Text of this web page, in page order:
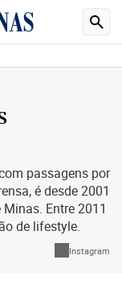
passagens por
é desde 2001
Entre 2011
de lifestyle.
Instagram